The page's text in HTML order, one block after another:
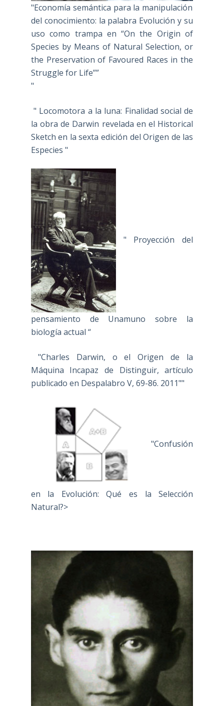
"Economía semántica para la manipulación
del conocimiento: la palabra Evolución y su
uso como trampa en “On the Origin of
Species by Means of Natural Selection, or
the Preservation of Favoured Races in the
Struggle for Life””
"
" Locomotora a la luna: Finalidad social de
la obra de Darwin revelada en el Historical
Sketch en la sexta edición del Origen de las
Especies "
" Proyección del
pensamiento de Unamuno sobre la
biología actual “
"Charles Darwin, o el Origen de la
Máquina Incapaz de Distinguir, artículo
publicado en Despalabro V, 69-86. 2011""
"Confusión
en la Evolución: Qué es la Selección
Natural?>